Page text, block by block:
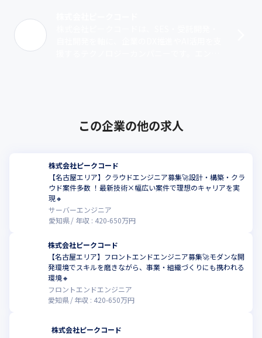
この企業の他の求人
株式会社ピークコード
【名古屋エリア】クラウドエンジニア募集🚀設計・構築・クラ
ウド案件多数 ！最新技術×幅広い案件で理想のキャリアを実
現🔸
サーバーエンジニア
愛知県
年収 : 420-650万円
株式会社ピークコード
【名古屋エリア】フロントエンドエンジニア募集🚀モダンな開
発環境でスキルを磨きながら、事業・組織づくりにも携われる
環境🔸
フロントエンドエンジニア
愛知県
年収 : 420-650万円
株式会社ピークコード